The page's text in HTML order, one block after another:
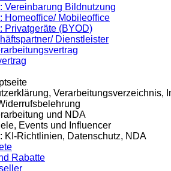
Vereinbarung Bildnutzung
Homeoffice/ Mobileoffice
Privatgeräte (BYOD)
Dienstleister
Verarbeitungsverzeichnis,
und NDA
Events und Influencer
KI-Richtlinien, Datenschutz, NDA
Rabatte